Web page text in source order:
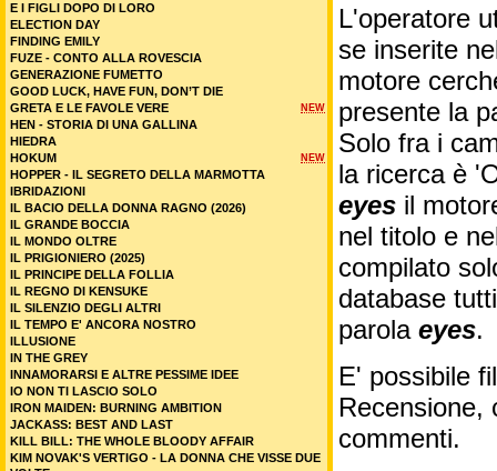
L'operatore
se inserite
motore
presente la
Solo fra i
la ricerca è
eyes il
nel titolo e
compilato
database
parola eyes.
E' possibile
Recensione,
commenti.
E I FIGLI DOPO DI LORO
ELECTION DAY
FINDING EMILY
FUZE - CONTO ALLA ROVESCIA
GENERAZIONE FUMETTO
GOOD LUCK, HAVE FUN, DON’T DIE
NEW
GRETA E LE FAVOLE VERE
HEN - STORIA DI UNA GALLINA
HIEDRA
NEW
HOKUM
HOPPER - IL SEGRETO DELLA MARMOTTA
IBRIDAZIONI
IL BACIO DELLA DONNA RAGNO (2026)
IL GRANDE BOCCIA
IL MONDO OLTRE
IL PRIGIONIERO (2025)
IL PRINCIPE DELLA FOLLIA
IL REGNO DI KENSUKE
IL SILENZIO DEGLI ALTRI
IL TEMPO E' ANCORA NOSTRO
ILLUSIONE
IN THE GREY
INNAMORARSI E ALTRE PESSIME IDEE
IO NON TI LASCIO SOLO
IRON MAIDEN: BURNING AMBITION
JACKASS: BEST AND LAST
KILL BILL: THE WHOLE BLOODY AFFAIR
KIM NOVAK'S VERTIGO - LA DONNA CHE VISSE DUE